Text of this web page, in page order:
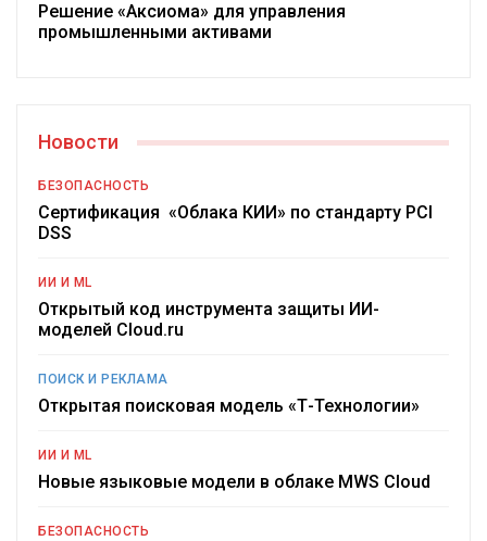
Решение «Аксиома» для управления
промышленными активами
Новости
БЕЗОПАСНОСТЬ
Сертификация «Облака КИИ» по стандарту PCI
DSS
ИИ И ML
Открытый код инструмента защиты ИИ-
моделей Cloud.ru
ПОИСК И РЕКЛАМА
Открытая поисковая модель «Т-Технологии»
ИИ И ML
Новые языковые модели в облаке MWS Cloud
БЕЗОПАСНОСТЬ